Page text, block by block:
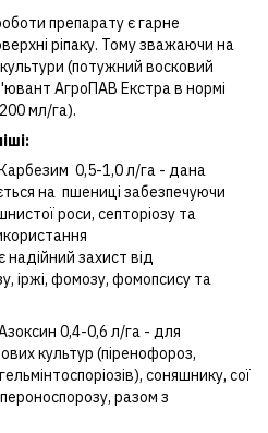
препарату є гарне
ріпаку. Тому зважаючи на
культури (потужний восковий
АгроПАВ Екстра в нормі
мл/га).
0,5-1,0 л/га - дана
на пшениці забезпечуючи
роси, септоріозу та
захист від
іржі, фомозу, фомопсису та
0,4-0,6 л/га - для
культур (піренофороз,
соняшнику, сої
разом з